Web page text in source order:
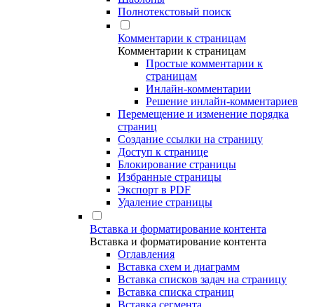
Полнотекстовый поиск
Комментарии к страницам
Комментарии к страницам
Простые комментарии к
страницам
Инлайн-комментарии
Решение инлайн-комментариев
Перемещение и изменение порядка
страниц
Создание ссылки на страницу
Доступ к странице
Блокирование страницы
Избранные страницы
Экспорт в PDF
Удаление страницы
Вставка и форматирование контента
Вставка и форматирование контента
Оглавления
Вставка схем и диаграмм
Вставка списков задач на страницу
Вставка списка страниц